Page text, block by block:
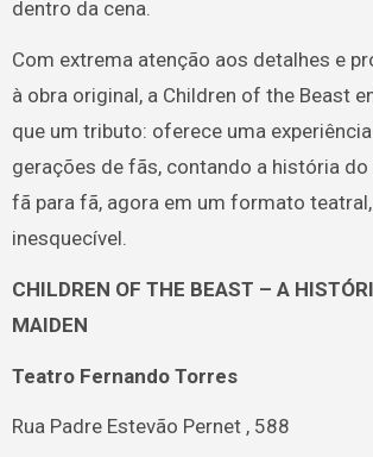
dentro da cena.
Com extrema atenção aos detalhes e
à obra original, a Children of the Beast
que um tributo: oferece uma
gerações de fãs, contando a história do
fã para fã, agora em um formato
inesquecível.
CHILDREN OF THE BEAST – A
MAIDEN
Teatro Fernando Torres
Rua Padre Estevão Pernet , 588